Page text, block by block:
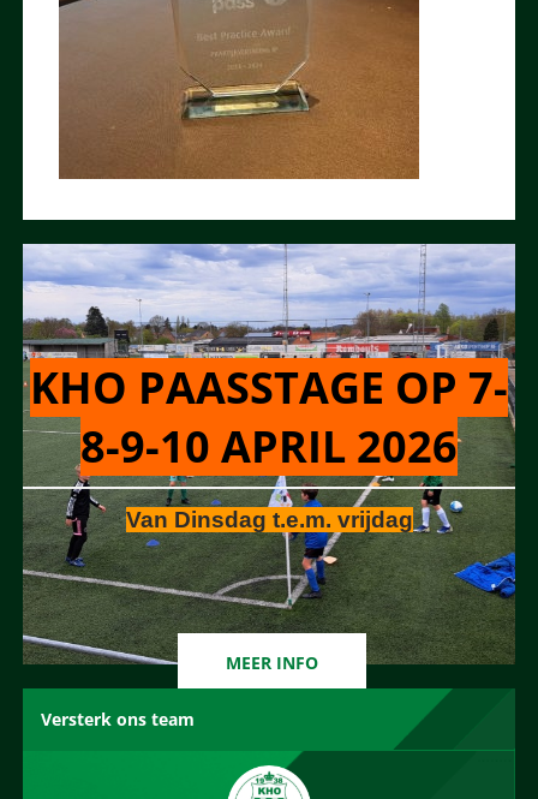
KHO PAASSTAGE OP 7-
8-9-10 APRIL 2026
Van Dinsdag t.e.m. vrijdag
MEER INFO
Versterk ons team